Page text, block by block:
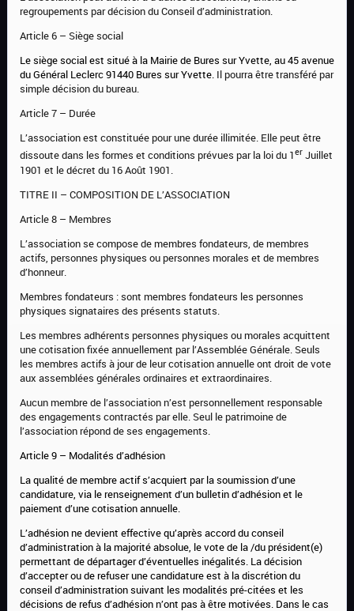
regroupements par décision du Conseil d’administration.
Article 6 – Siège social
Le siège social est situéà la Mairie de Bures sur Yvette, au 45 avenue
du Général Leclerc 91440 Bures sur Yvette. Il pourra être transféré par
simple décision du bureau.
Article 7 – Durée
L’association est constituée pour une durée illimitée. Elle peut être
dissoute dans les formes et conditions prévues par la loi du 1erJuillet
1901 et le décret du 16 Août 1901.
TITRE II – COMPOSITION DE L’ASSOCIATION
Article 8 – Membres
L’association se compose de membres fondateurs, de membres
actifs, personnes physiques ou personnes morales et de membres
d’honneur.
Membres fondateurs : sont membres fondateurs les personnes
physiques signataires des présents statuts.
Les membres adhérents personnes physiques ou morales acquittent
une cotisation fixée annuellement par l’Assemblée Générale. Seuls
les membres actifs à jour de leur cotisation annuelle ont droit de vote
aux assemblées générales ordinaires et extraordinaires.
Aucun membre de l’association n’est personnellement responsable
des engagements contractés par elle. Seul le patrimoine de
l’association répond de ses engagements.
Article 9 – Modalités d’adhésion
La qualité de membre actif s’acquiert par la soumission d’une
candidature, via le renseignement d’un bulletin d’adhésion et le
paiement d’une cotisation annuelle.
L’adhésion ne devient effective qu’après accord du conseil
d’administration à la majorité absolue, le vote de la /du président(e)
permettant de départager d’éventuelles inégalités. La décision
d’accepter ou de refuser une candidature est à la discrétion du
conseil d’administration suivant les modalités pré-citées et les
décisions de refus d’adhésion n’ont pas à être motivées. Dans le cas